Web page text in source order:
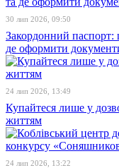
30 лип 2026, 09:50
Закордонний паспорт:
де оформити
24 лип 2026, 13:49
Купайтеся лише у
життям
24 лип 2026, 13:22